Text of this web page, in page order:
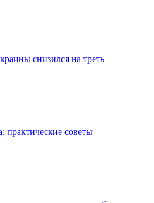
снизился на треть
практические советы